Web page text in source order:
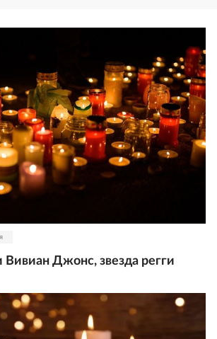
Джонс, звезда регги